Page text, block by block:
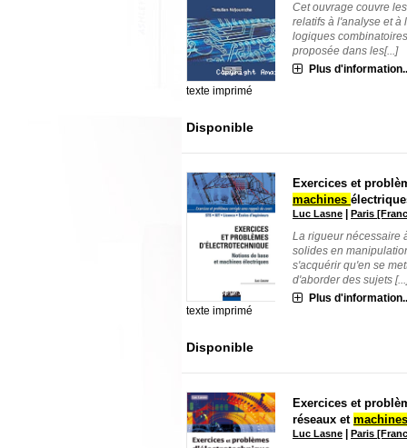
texte imprimé
Cet ouvrage couvre
relatifs à l'analyse et à
logiques
proposée dans les[...]
Plus
Disponible
texte imprimé
Exercices et
machines
Luc Lasne |Paris
La rigueur nécessaire
solides en
s'acquérir qu'en se
d'aborder des sujets
Plus
Disponible
Exercices et
réseaux et
Luc Lasne |Paris